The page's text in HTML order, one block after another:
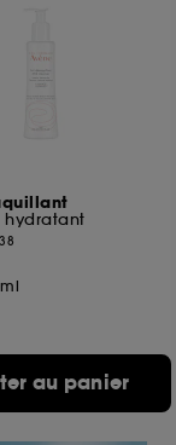
hydratant
38
au panier